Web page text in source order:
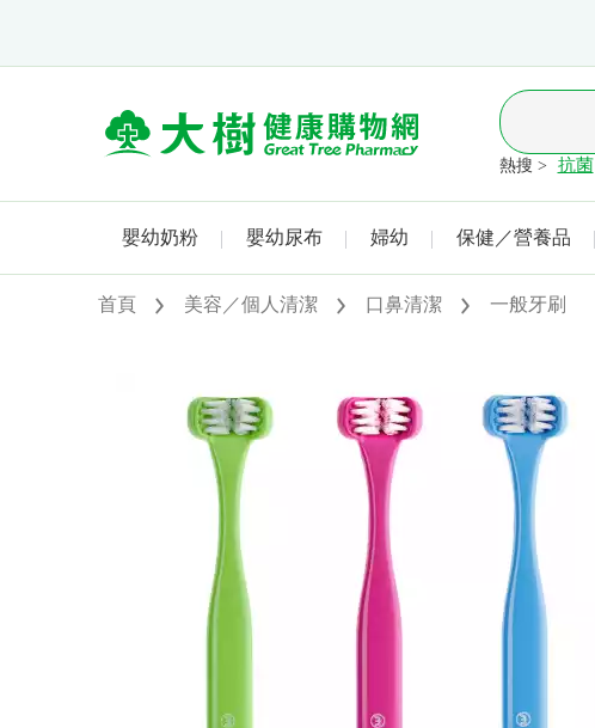
熱搜 > 抗菌
嬰幼奶粉 嬰幼尿布 婦幼 保健／營養品
首頁 美容／個人清潔 口鼻清潔 一般牙刷